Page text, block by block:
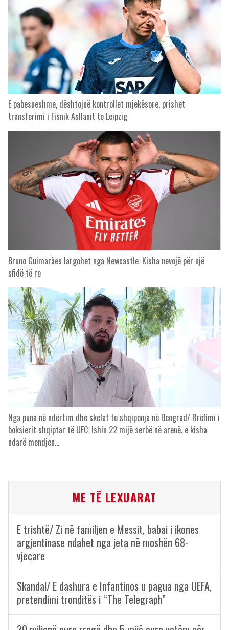
E pabesueshme, dështojnë kontrollet mjekësore, prishet
transferimi i Fisnik Asllanit te Leipzig
Bruno Guimarães largohet nga Newcastle: Kisha nevojë për një
sfidë të re
Nga puna në ndërtim dhe skelat te shqiponja në Beograd/ Rrëfimi i
boksierit shqiptar të UFC: Ishin 22 mijë serbë në arenë, e kisha
ndarë mendjen…
ME TË LEXUARAT
E trishtë/ Zi në familjen e Messit, babai i ikones
argjentinase ndahet nga jeta në moshën 68-
vjeçare
Skandal/ E dashura e Infantinos u pagua nga UEFA,
pretendimi tronditës i “The Telegraph”